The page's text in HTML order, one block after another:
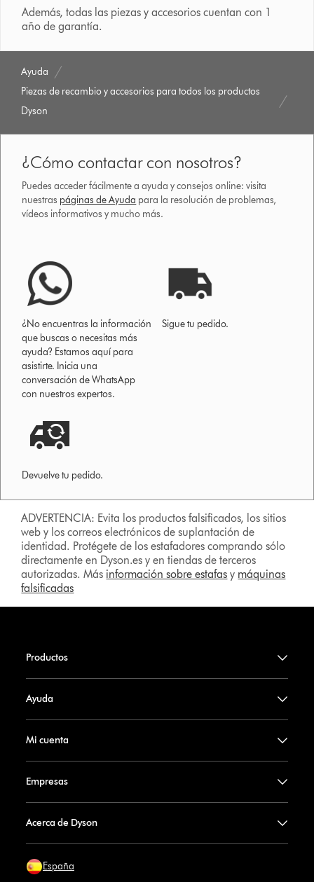
Además, todas las piezas y accesorios cuentan con 1
año de garantía.
Ayuda
Piezas de recambio y accesorios para todos los productos
Dyson
¿Cómo contactar con nosotros?
Puedes acceder fácilmente a ayuda y consejos online: visita
nuestras páginas de Ayuda para la resolución de problemas,
vídeos informativos y mucho más.
¿No encuentras la información
que buscas o necesitas más
ayuda? Estamos aquí para
asistirte. Inicia una
conversación de WhatsApp
con nuestros expertos.
Sigue tu pedido.
Devuelve tu pedido.
ADVERTENCIA: Evita los productos falsificados, los sitios
web y los correos electrónicos de suplantación de
identidad. Protégete de los estafadores comprando sólo
directamente en Dyson.es y en tiendas de terceros
autorizadas. Más información sobre estafas y máquinas
falsificadas
Productos
Ayuda
Mi cuenta
Empresas
Acerca de Dyson
España